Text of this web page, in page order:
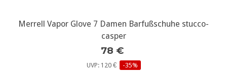
Merrell Vapor Glove 7 Damen Barfußschuhe stucco-
casper
78 €
UVP: 120 € -35%